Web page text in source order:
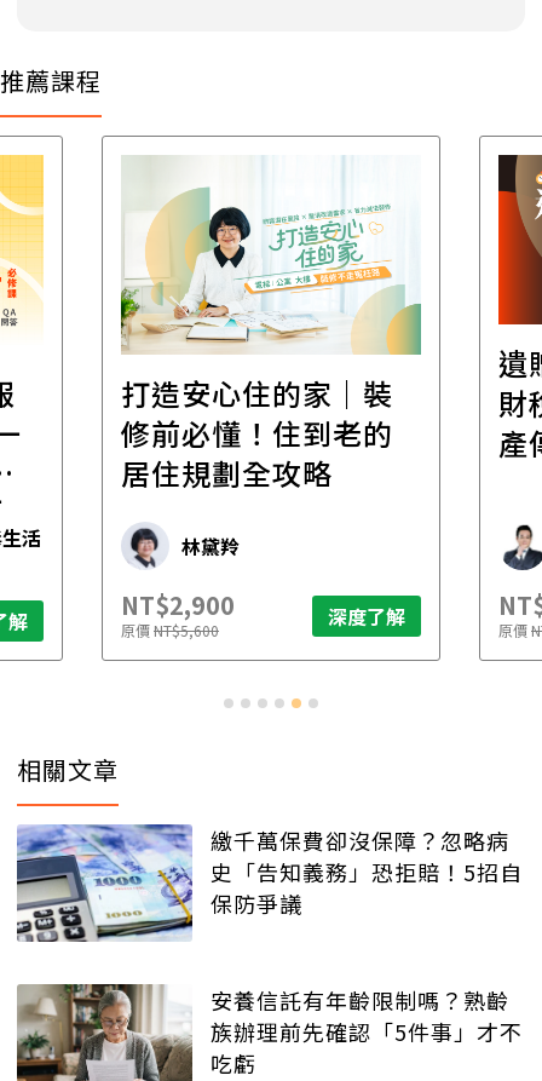
推薦課程
活
解
打造安心住的家｜裝
修前必懂！住到老的
居住規劃全攻略
林黛羚
NT$2,900
原價NT$5,600 深度了解
遺
財
產
原價
相關文章
繳千萬保費卻沒保障？忽略病
史「告知義務」恐拒賠！5招自
保防爭議
安養信託有年齡限制嗎？熟齡
族辦理前先確認「5件事」才不
吃虧